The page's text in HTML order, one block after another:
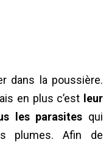
dans la poussière.
en plus c’est leur
les parasites qui
plumes. Afin de